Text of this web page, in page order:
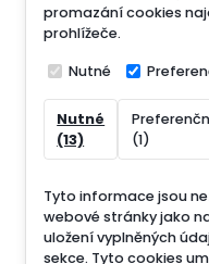
promazání cookies
prohlížeče.
Nutné
Nutné
(13)
(1)
Tyto informace jsou
webové stránky jako
uložení vyplněných
sekce. Tyto cookies